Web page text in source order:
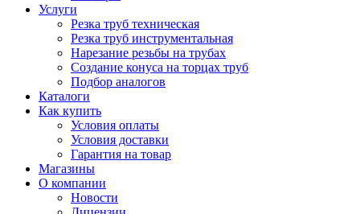
Услуги
Резка труб техническая
Резка труб инструментальная
Нарезание резьбы на трубах
Создание конуса на торцах труб
Подбор аналогов
Каталоги
Как купить
Условия оплаты
Условия доставки
Гарантия на товар
Магазины
О компании
Новости